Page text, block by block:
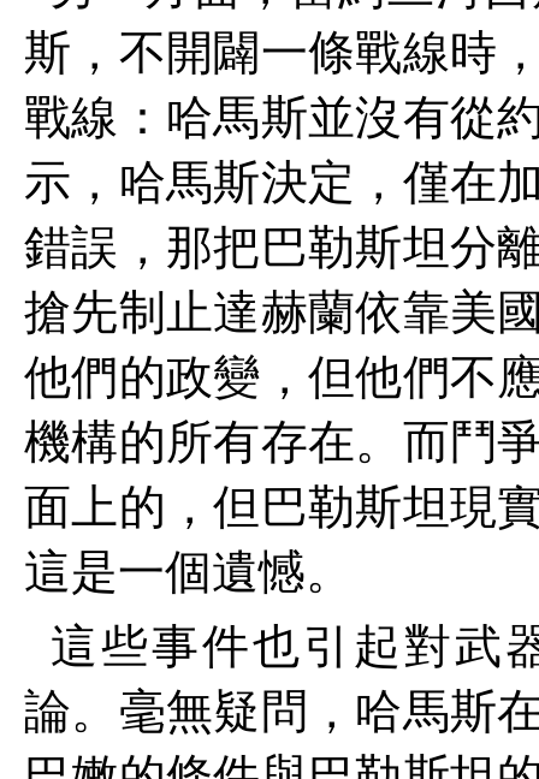
斯，不開闢一條戰線時
戰線：哈馬斯並沒有從
示，哈馬斯決定，僅在
錯誤，那把巴勒斯坦分
搶先制止達赫蘭依靠美
他們的政變，但他們不
機構的所有存在。而鬥
面上的，但巴勒斯坦現
這是一個遺憾。
這些事件也引起對武
論。毫無疑問，哈馬斯